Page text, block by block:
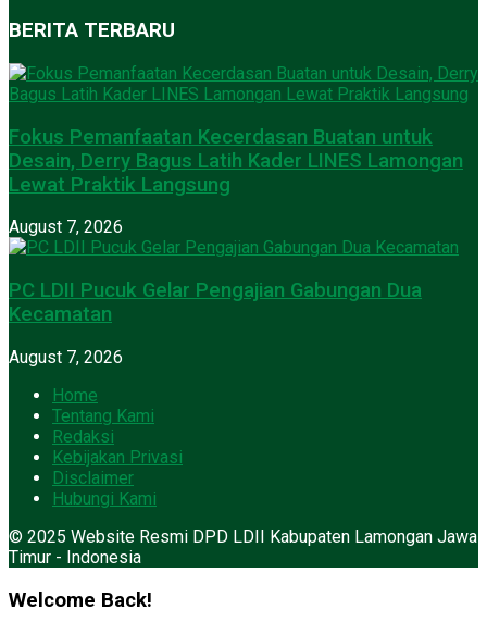
BERITA TERBARU
Fokus Pemanfaatan Kecerdasan Buatan untuk
Desain, Derry Bagus Latih Kader LINES Lamongan
Lewat Praktik Langsung
August 7, 2026
PC LDII Pucuk Gelar Pengajian Gabungan Dua
Kecamatan
August 7, 2026
Home
Tentang Kami
Redaksi
Kebijakan Privasi
Disclaimer
Hubungi Kami
© 2025 Website Resmi DPD LDII Kabupaten Lamongan Jawa
Timur - Indonesia
Welcome Back!